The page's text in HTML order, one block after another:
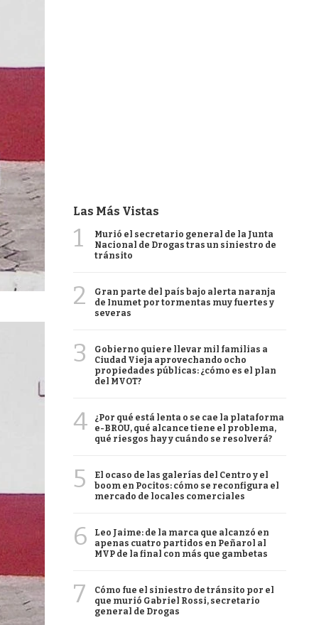
Las Más Vistas
1
Murió el secretario general de la Junta
Nacional de Drogas tras un siniestro de
tránsito
2
Gran parte del país bajo alerta naranja
de Inumet por tormentas muy fuertes y
severas
3
Gobierno quiere llevar mil familias a
Ciudad Vieja aprovechando ocho
propiedades públicas: ¿cómo es el plan
del MVOT?
4
¿Por qué está lenta o se cae la plataforma
e-BROU, qué alcance tiene el problema,
qué riesgos hay y cuándo se resolverá?
5
El ocaso de las galerías del Centro y el
boom en Pocitos: cómo se reconfigura el
mercado de locales comerciales
6
Leo Jaime: de la marca que alcanzó en
apenas cuatro partidos en Peñarol al
MVP de la final con más que gambetas
7
Cómo fue el siniestro de tránsito por el
que murió Gabriel Rossi, secretario
general de Drogas